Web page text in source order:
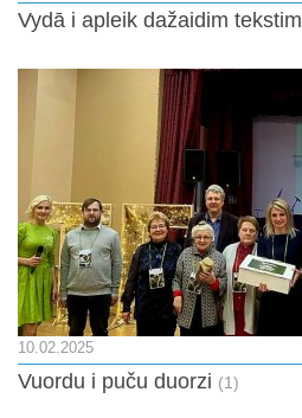
Vydā i apleik dažaidim tekstim
10.02.2025
Vuordu i puču duorzi (1)